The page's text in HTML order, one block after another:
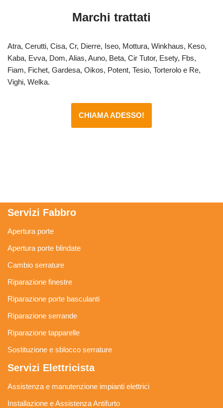
Marchi trattati
Atra, Cerutti, Cisa, Cr, Dierre, Iseo, Mottura, Winkhaus, Keso,
Kaba, Evva, Dom, Alias, Auno, Beta, Cir Tutor, Esety, Fbs,
Fiam, Fichet, Gardesa, Oikos, Potent, Tesio, Torterolo e Re,
Vighi, Welka.
CHIAMA ADESSO!
Servizi Fabbro
Apertura porte
Apertura porte blindate
Cambio serrature
Riparazione finestre
Riparazione porte basculanti
Riparazione serrande
Riparazione tapparelle
Sostituzione e sblocco serrature
Servizi Elettricista
Assistenza e manutenzione impianti elettrici
Installazione e Assistenza Antifurto